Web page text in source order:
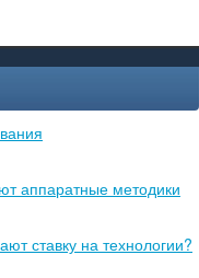
аппаратные методики
ставку на технологии?